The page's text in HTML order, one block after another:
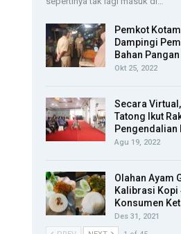
Pemkot
Dampingi
Bahan
Okt 25, 2022
Secara
Tatong Ikut
Pengendalian
Agu 19, 2022
Olahan Ayam
Kalibrasi Kopi
Konsumen
Des 31, 2021